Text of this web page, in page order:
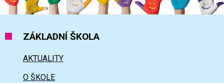
ZÁKLADNÍ ŠKOLA
AKTUALITY
O ŠKOLE